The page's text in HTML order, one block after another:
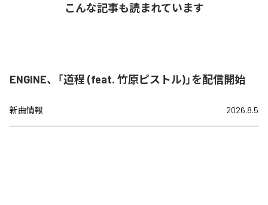
こんな記事も読まれています
ENGINE、「道程 (feat. 竹原ピストル)」を配信開始
新曲情報 2026.8.5